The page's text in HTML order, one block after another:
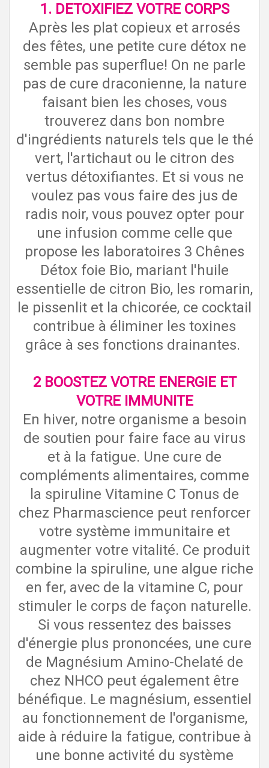
1. DETOXIFIEZ VOTRE CORPS
Après les plat copieux et arrosés
des fêtes, une petite cure détox ne
semble pas superflue! On ne parle
pas de cure draconienne, la nature
faisant bien les choses, vous
trouverez dans bon nombre
d'ingrédients naturels tels que le thé
vert, l'artichaut ou le citron des
vertus détoxifiantes. Et si vous ne
voulez pas vous faire des jus de
radis noir, vous pouvez opter pour
une infusion comme celle que
propose les laboratoires 3 Chênes
Détox foie Bio, mariant l'huile
essentielle de citron Bio, les romarin,
le pissenlit et la chicorée, ce cocktail
contribue à éliminer les toxines
grâce à ses fonctions drainantes.
2 BOOSTEZ VOTRE ENERGIE ET
VOTRE IMMUNITE
En hiver, notre organisme a besoin
de soutien pour faire face au virus
et à la fatigue. Une cure de
compléments alimentaires, comme
la spiruline Vitamine C Tonus de
chez Pharmascience peut renforcer
votre système immunitaire et
augmenter votre vitalité. Ce produit
combine la spiruline, une algue riche
en fer, avec de la vitamine C, pour
stimuler le corps de façon naturelle.
Si vous ressentez des baisses
d'énergie plus prononcées, une cure
de Magnésium Amino-Chelaté de
chez NHCO peut également être
bénéfique. Le magnésium, essentiel
au fonctionnement de l'organisme,
aide à réduire la fatigue, contribue à
une bonne activité du système